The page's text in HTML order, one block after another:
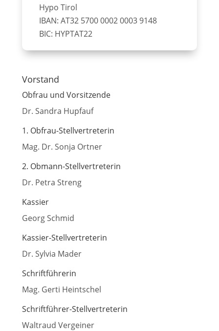
Hypo Tirol
IBAN: AT32 5700 0002 0003 9148
BIC: HYPTAT22
Vorstand
Obfrau und Vorsitzende
Dr. Sandra Hupfauf
1. Obfrau-Stellvertreterin
Mag. Dr. Sonja Ortner
2. Obmann-Stellvertreterin
Dr. Petra Streng
Kassier
Georg Schmid
Kassier-Stellvertreterin
Dr. Sylvia Mader
Schriftführerin
Mag. Gerti Heintschel
Schriftführer-Stellvertreterin
Waltraud Vergeiner